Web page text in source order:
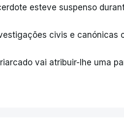
esteve suspenso
civis e canónicas
vai atribuir-lhe uma